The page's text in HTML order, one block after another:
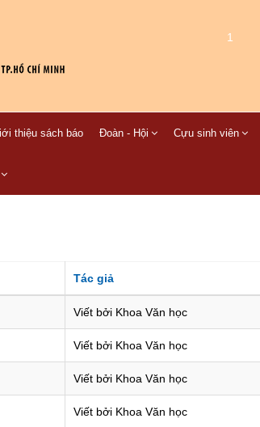
1
thiệu sách báo Đoàn - Hội Cựu sinh viên
Tác giả
Viết bởi Khoa Văn học
Viết bởi Khoa Văn học
Viết bởi Khoa Văn học
Viết bởi Khoa Văn học